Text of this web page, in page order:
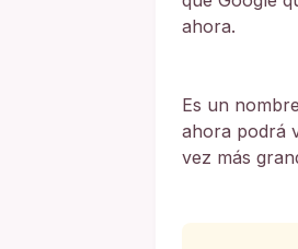
ahora.
Es un
ahora podrá
vez más